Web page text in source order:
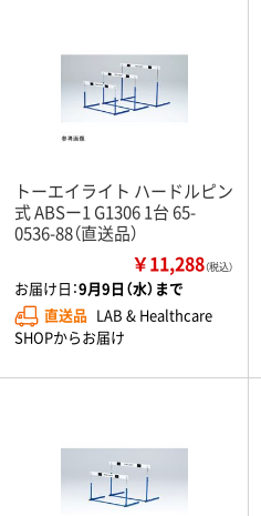
トーエイライト ハードルピン
式 ABSー1 G1306 1台 65-
0536-88（直送品）
￥11,288（税込）
お届け日：9月9日（水）まで
直送品 LAB & Healthcare
SHOPからお届け